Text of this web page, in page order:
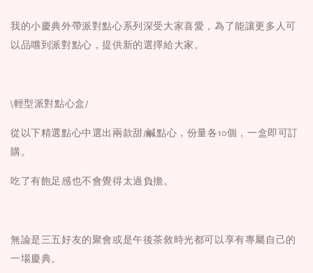
我的小慶典外帶派對點心系列深受大家喜愛， 為了能讓更多人可
以品嚐到派對點心，提供新的選擇給大家。
\輕型派對點心盒/
從以下精選點心中選出兩款甜/鹹點心，份量各10個，一盒即可訂
購。
吃了有飽足感也不會覺得太過負擔。
無論是三五好友的聚會或是午後茶敘時光都可以享有專屬自己的
一場慶典。